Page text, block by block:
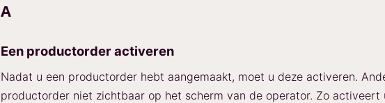
A
Een productorder activeren
Nadat u een productorder hebt aangemaakt, moet u deze activeren.
productorder niet zichtbaar op het scherm van de operator. Zo activeert